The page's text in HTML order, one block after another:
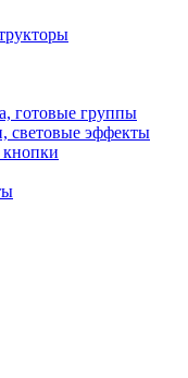
готовые группы
световые эффекты